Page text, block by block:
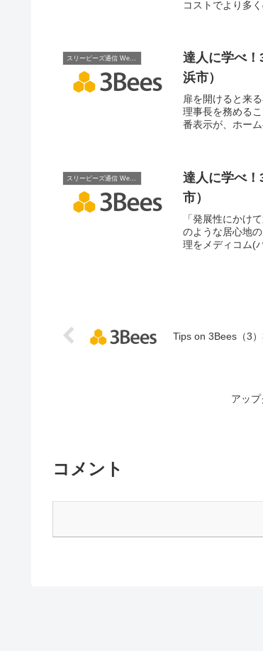
コストでより多
スリービーズ通信 Web Edition
達人に学べ
浜市）
扉を開けると来
理事長を務める
番表示が、ホー
達人に学べ
市）
「発展性にかけ
のような居心地
理をメディコム(
Tips on 3Bees（3
アッ
コメント